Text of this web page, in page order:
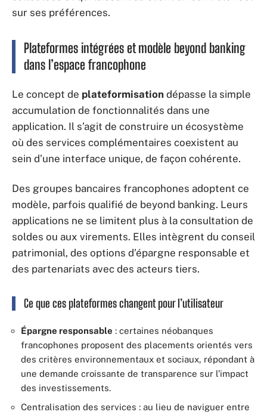
sur ses préférences.
Plateformes intégrées et modèle beyond banking
dans l’espace francophone
Le concept de plateformisation dépasse la simple
accumulation de fonctionnalités dans une
application. Il s’agit de construire un écosystème
où des services complémentaires coexistent au
sein d’une interface unique, de façon cohérente.
Des groupes bancaires francophones adoptent ce
modèle, parfois qualifié de beyond banking. Leurs
applications ne se limitent plus à la consultation de
soldes ou aux virements. Elles intègrent du conseil
patrimonial, des options d’épargne responsable et
des partenariats avec des acteurs tiers.
Ce que ces plateformes changent pour l’utilisateur
Épargne responsable : certaines néobanques
francophones proposent des placements orientés vers
des critères environnementaux et sociaux, répondant à
une demande croissante de transparence sur l’impact
des investissements.
Centralisation des services : au lieu de naviguer entre